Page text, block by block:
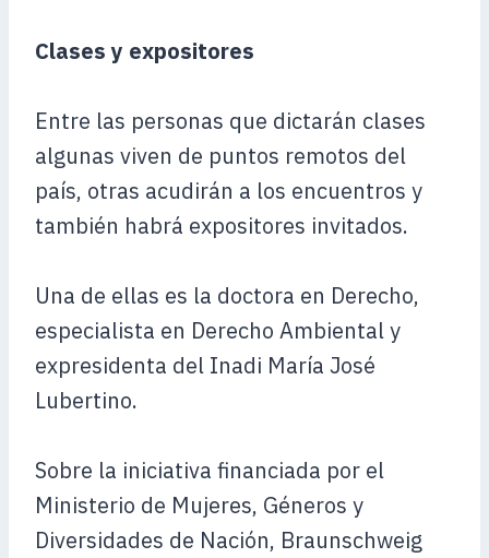
Clases y expositores
Entre las personas que dictarán clases
algunas viven de puntos remotos del
país, otras acudirán a los encuentros y
también habrá expositores invitados.
Una de ellas es la doctora en Derecho,
especialista en Derecho Ambiental y
expresidenta del Inadi María José
Lubertino.
Sobre la iniciativa financiada por el
Ministerio de Mujeres, Géneros y
Diversidades de Nación, Braunschweig